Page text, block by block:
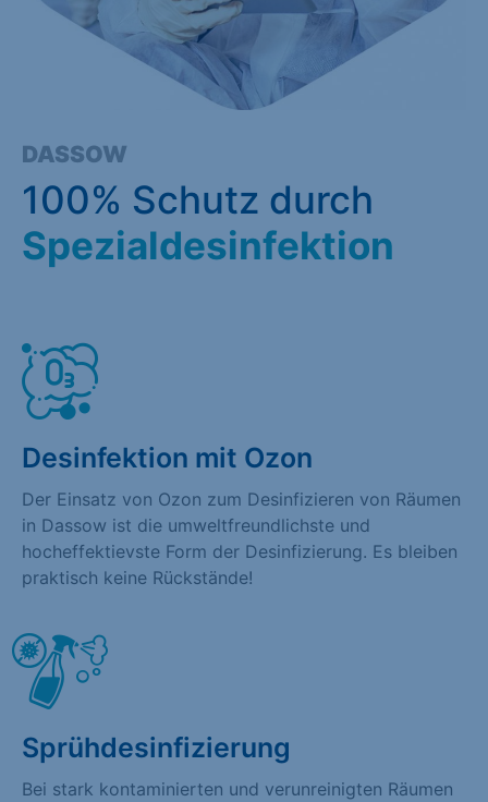
DASSOW
100% Schutz durch
Spezialdesinfektion
Desinfektion mit Ozon
Der Einsatz von Ozon zum Desinfizieren von Räumen
in Dassow ist die umweltfreundlichste und
hocheffektievste Form der Desinfizierung. Es bleiben
praktisch keine Rückstände!
Sprühdesinfizierung
Bei stark kontaminierten und verunreinigten Räumen